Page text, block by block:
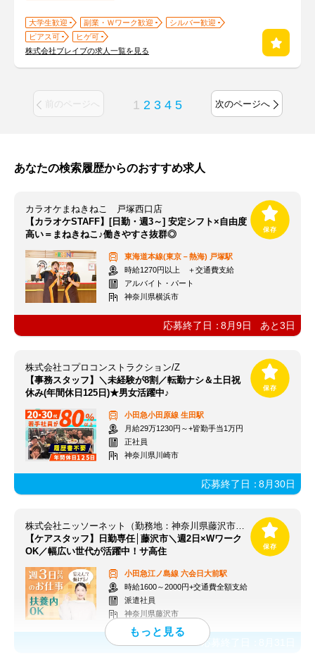
大学生歓迎 副業・Ｗワーク歓迎
シルバー歓迎
ピアス可
ヒゲ可
株式会社ブレイブの求人一覧を見る
前のページへ 1 2 3 4 5 次のページへ
あなたの検索履歴からのおすすめ求人
カラオケまねきねこ 戸塚西口店
【カラオケSTAFF】[日勤・週3～] 安定シフト×自由度
高い＝まねきねこ♪働きやすさ抜群◎
東海道本線(東京－熱海) 戸塚駅
時給1270円以上 ＋交通費支給
アルバイト・パート
神奈川県横浜市
応募終了日：8月9日 あと3日
株式会社コプロコンストラクション/Z
【事務スタッフ】＼未経験が8割／転勤ナシ＆土日祝
休み(年間休日125日)★男女活躍中♪
小田急小田原線 生田駅
月給29万1230円～+皆勤手当1万円
正社員
神奈川県川崎市
応募終了日：8月30日
株式会社ニッソーネット（勤務地：神奈川県藤沢市）/a09dc000004tqTYAAY
【ケアスタッフ】日勤専任│藤沢市＼週2日×Wワーク
OK／幅広い世代が活躍中！サ高住
小田急江ノ島線 六会日大前駅
時給1600～2000円+交通費全額支給
派遣社員
神奈川県藤沢市
応募終了日：